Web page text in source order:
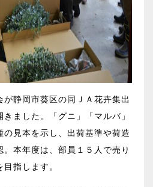
が静岡市葵区の同ＪＡ花卉集出
ました。「グニ」「マルバ」
の見本を示し、出荷基準や荷造
。本年度は、部員１５人で売り
指します。